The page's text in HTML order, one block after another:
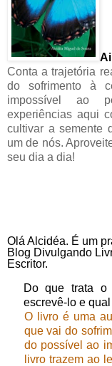
Conta a trajetória
do sofrimento à
impossível ao
experiências aqui
cultivar a semente
um de nós.
seu dia a dia!
Olá Alcidéa. É um
Blog Divulgando
Escritor.
Do que trata
escrevê-lo e
O livro é uma
que vai do
do possível ao
livro trazem ao